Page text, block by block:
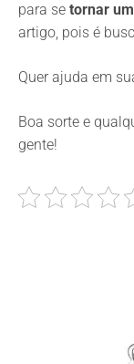
para se tornar
artigo, pois é
Quer ajuda em
Boa sorte e
gente!